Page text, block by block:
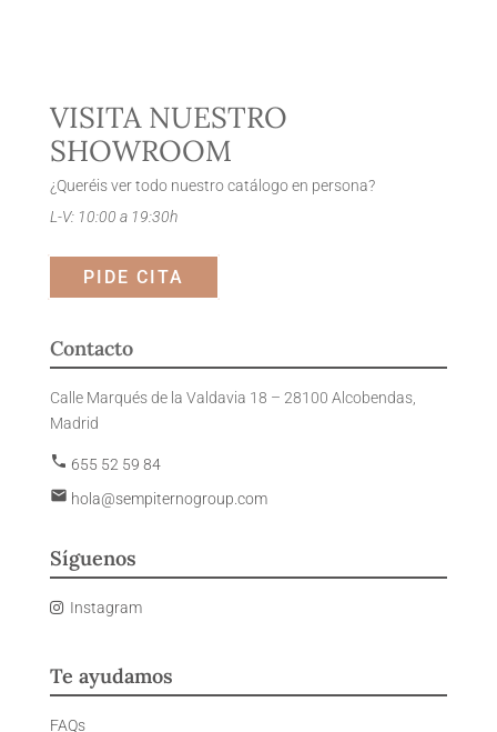
VISITA NUESTRO
SHOWROOM
¿Queréis ver todo nuestro catálogo en persona?
L-V: 10:00 a 19:30h
PIDE CITA
Contacto
Calle Marqués de la Valdavia 18 – 28100 Alcobendas,
Madrid
phone 655 52 59 84
email hola@sempiternogroup.com
Síguenos
Instagram
Te ayudamos
FAQs